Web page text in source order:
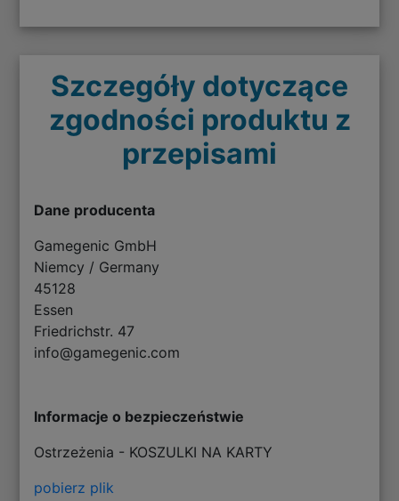
Szczegóły dotyczące
zgodności produktu z
przepisami
Dane producenta
Gamegenic GmbH
Niemcy / Germany
45128
Essen
Friedrichstr. 47
info@gamegenic.com
Informacje o bezpieczeństwie
Ostrzeżenia - KOSZULKI NA KARTY
pobierz plik